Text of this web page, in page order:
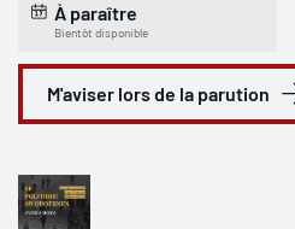
À paraître
Bientôt disponible
M'aviser lors de la parution